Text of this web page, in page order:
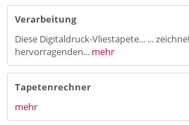
Verarbeitung
Diese Digitaldruck-Vliestapete... ...
hervorragenden... mehr
Tapetenrechner
mehr